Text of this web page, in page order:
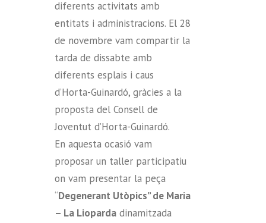
diferents activitats amb
entitats i administracions. El 28
de novembre vam compartir la
tarda de dissabte amb
diferents esplais i caus
d’Horta-Guinardó, gràcies a la
proposta del Consell de
Joventut d’Horta-Guinardó.
En aquesta ocasió vam
proposar un taller participatiu
on vam presentar la peça
“Degenerant Utòpics” de Maria
– La Lioparda dinamitzada